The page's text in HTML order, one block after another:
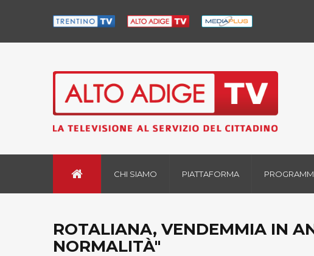
CHI SIAMO PIATTAFORMA
ROTALIANA, VENDEMMIA IN
NORMALITÀ"